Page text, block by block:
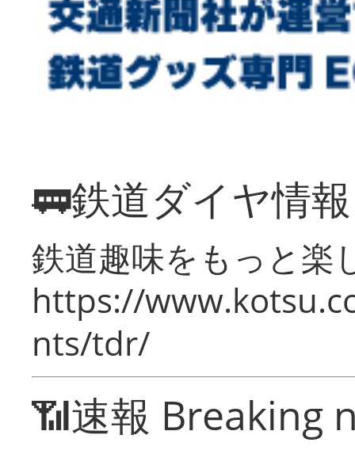
🚃鉄道ダイヤ情
鉄道趣味をもっと楽
https://
nts/tdr/
📶速報 Breaking